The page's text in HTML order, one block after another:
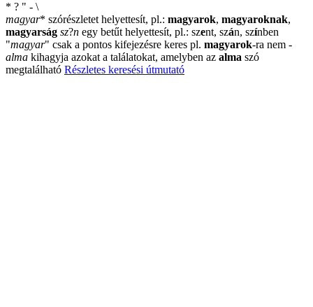
* ? " - \
magyar* szórészletet helyettesít, pl.: magyarok, magyaroknak,
magyarság sz?n egy betűt helyettesít, pl.: szent, szán, színben
"magyar" csak a pontos kifejezésre keres pl. magyarok-ra nem -
alma kihagyja azokat a találatokat, amelyben az alma szó
megtalálható Részletes keresési útmutató